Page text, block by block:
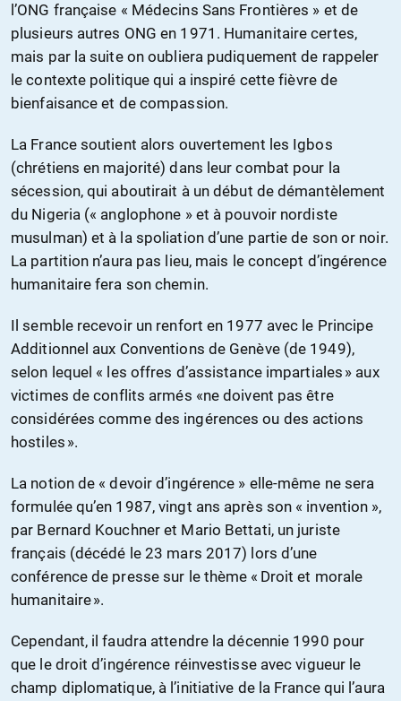
l’ONG française « Médecins Sans Frontières » et de
plusieurs autres ONG en 1971. Humanitaire certes,
mais par la suite on oubliera pudiquement de rappeler
le contexte politique qui a inspiré cette fièvre de
bienfaisance et de compassion.
La France soutient alors ouvertement les Igbos
(chrétiens en majorité) dans leur combat pour la
sécession, qui aboutirait à un début de démantèlement
du Nigeria (« anglophone » et à pouvoir nordiste
musulman) et à la spoliation d’une partie de son or noir.
La partition n’aura pas lieu, mais le concept d’ingérence
humanitaire fera son chemin.
Il semble recevoir un renfort en 1977 avec le Principe
Additionnel aux Conventions de Genève (de 1949),
selon lequel « les offres d’assistance impartiales » aux
victimes de conflits armés «ne doivent pas être
considérées comme des ingérences ou des actions
hostiles ».
La notion de « devoir d’ingérence » elle-même ne sera
formulée qu’en 1987, vingt ans après son « invention »,
par Bernard Kouchner et Mario Bettati, un juriste
français (décédé le 23 mars 2017) lors d’une
conférence de presse sur le thème « Droit et morale
humanitaire ».
Cependant, il faudra attendre la décennie 1990 pour
que le droit d’ingérence réinvestisse avec vigueur le
champ diplomatique, à l’initiative de la France qui l’aura